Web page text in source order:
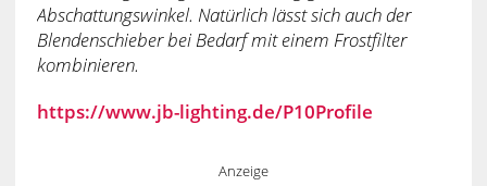
Abschattungswinkel. Natürlich lässt sich auch der
Blendenschieber bei Bedarf mit einem Frostfilter
kombinieren.
https://www.jb-lighting.de/P10Profile
Anzeige